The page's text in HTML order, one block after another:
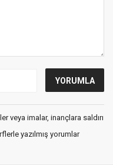
veya imalar, inançlara saldırı
yazılmış yorumlar